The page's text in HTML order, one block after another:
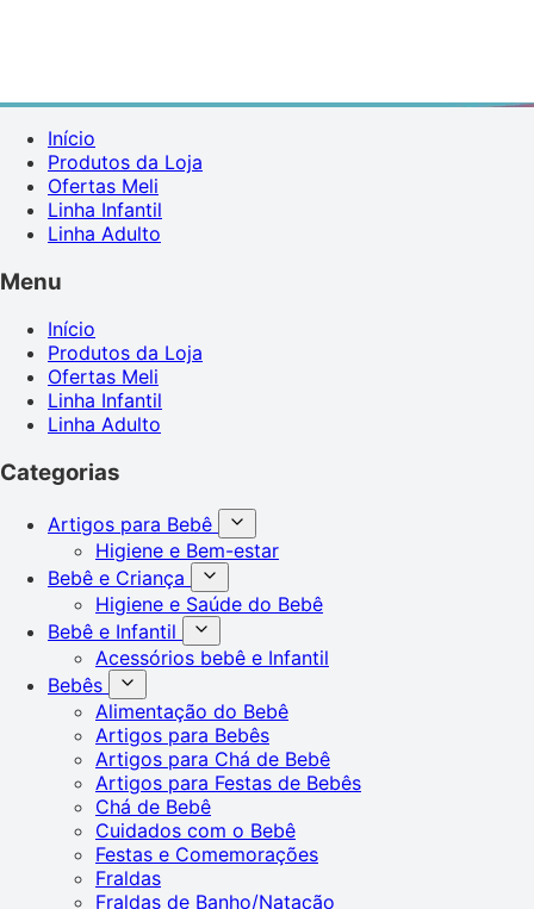
Início
Produtos da Loja
Ofertas Meli
Linha Infantil
Linha Adulto
Menu
Início
Produtos da Loja
Ofertas Meli
Linha Infantil
Linha Adulto
Categorias
Artigos para Bebê
Higiene e Bem-estar
Bebê e Criança
Higiene e Saúde do Bebê
Bebê e Infantil
Acessórios bebê e Infantil
Bebês
Alimentação do Bebê
Artigos para Bebês
Artigos para Chá de Bebê
Artigos para Festas de Bebês
Chá de Bebê
Cuidados com o Bebê
Festas e Comemorações
Fraldas
Fraldas de Banho/Natação